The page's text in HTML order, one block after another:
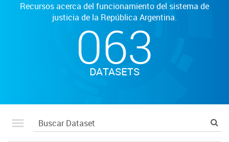
Recursos acerca del funcionamiento del sistema de
justicia de la República Argentina.
063
DATASETS